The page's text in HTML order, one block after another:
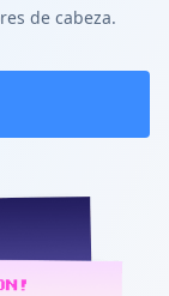
de cabeza.